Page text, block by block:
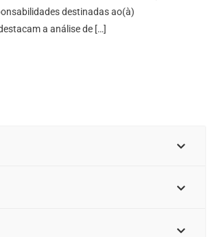
destinadas ao(à)
a análise de […]